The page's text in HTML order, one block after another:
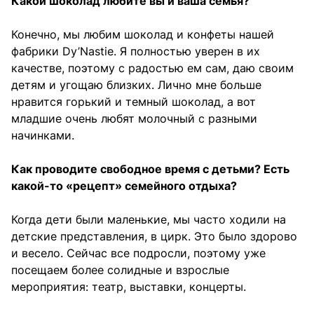
Конечно, мы любим шоколад и конфеты нашей
фабрики Dy’Nastie. Я полностью уверен в их
качестве, поэтому с радостью ем сам, даю своим
детям и угощаю близких. Лично мне больше
нравится горький и темный шоколад, а вот
младшие очень любят молочный с разными
начинками.
Как проводите свободное время с детьми? Есть
какой-то «рецепт» семейного отдыха?
Когда дети были маленькие, мы часто ходили на
детские представления, в цирк. Это было здорово
и весело. Сейчас все подросли, поэтому уже
посещаем более солидные и взрослые
мероприятия: театр, выставки, концерты.